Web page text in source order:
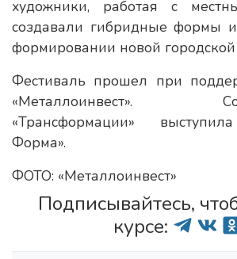
художники, работая с
создавали гибридные формы и
формировании новой городской
Фестиваль прошел при
«Металлоинвест».
«Трансформации»
Форма».
ФОТО: «Металлоинвест»
Подписывайтесь,
курсе: